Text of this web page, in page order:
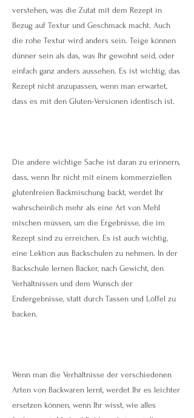
verstehen, was die Zutat mit dem Rezept in
Bezug auf Textur und Geschmack macht. Auch
die rohe Textur wird anders sein. Teige können
dünner sein als das, was Ihr gewohnt seid, oder
einfach ganz anders aussehen. Es ist wichtig, das
Rezept nicht anzupassen, wenn man erwartet,
dass es mit den Gluten-Versionen identisch ist.
Die andere wichtige Sache ist daran zu erinnern,
dass, wenn Ihr nicht mit einem kommerziellen
glutenfreien Backmischung backt, werdet Ihr
wahrscheinlich mehr als eine Art von Mehl
mischen müssen, um die Ergebnisse, die im
Rezept sind zu erreichen. Es ist auch wichtig,
eine Lektion aus Backschulen zu nehmen. In der
Backschule lernen Bäcker, nach Gewicht, den
Verhältnissen und dem Wunsch der
Endergebnisse, statt durch Tassen und Löffel zu
backen.
Wenn man die Verhältnisse der verschiedenen
Arten von Backwaren lernt, werdet Ihr es leichter
ersetzen können, wenn Ihr wisst, wie alles